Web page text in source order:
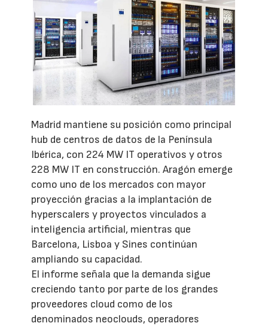
Madrid mantiene su posición como principal
hub de centros de datos de la Península
Ibérica, con 224 MW IT operativos y otros
228 MW IT en construcción. Aragón emerge
como uno de los mercados con mayor
proyección gracias a la implantación de
hyperscalers y proyectos vinculados a
inteligencia artificial, mientras que
Barcelona, Lisboa y Sines continúan
ampliando su capacidad.
El informe señala que la demanda sigue
creciendo tanto por parte de los grandes
proveedores cloud como de los
denominados neoclouds, operadores